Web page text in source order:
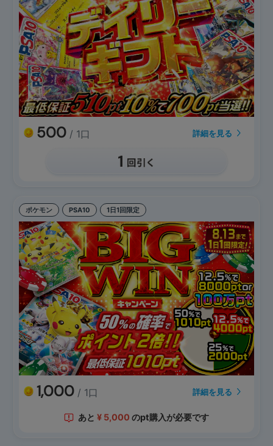
500 / 1口 詳細を見る
ポケモン PSA10 1日1回限定
1,000 / 1口 詳細を見る
あと ¥ 5,000 のpt購入が必要です